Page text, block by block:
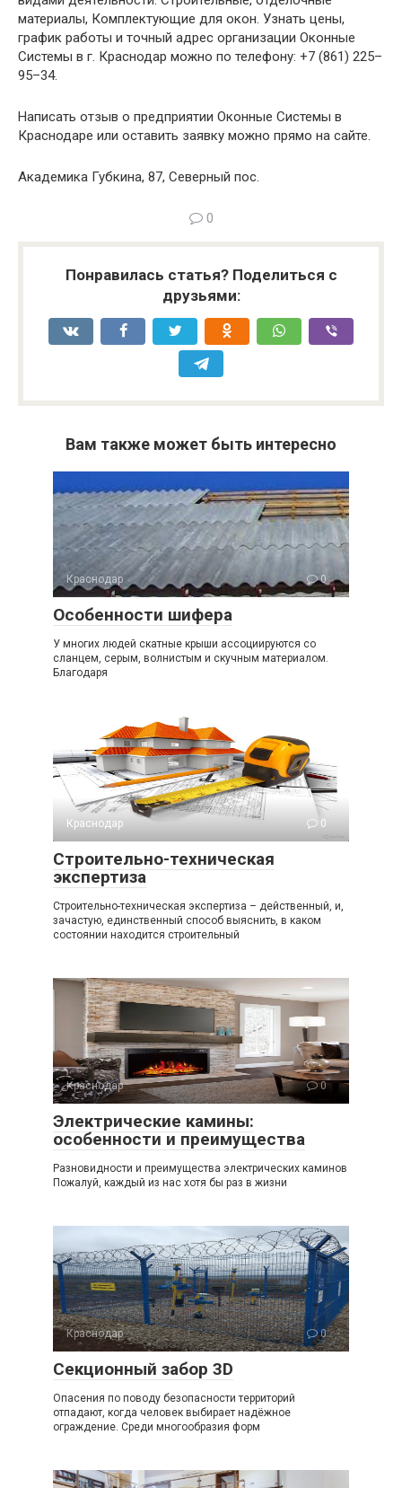
материалы, Комплектующие для окон. Узнать цены,
график работы и точный адрес организации Оконные
Системы в г. Краснодар можно по телефону: +7 (861) 225–
95–34.
Написать отзыв о предприятии Оконные Системы в
Краснодаре или оставить заявку можно прямо на сайте.
Академика Губкина, 87, Северный пос.
0
Понравилась статья? Поделиться с
друзьями:
Вам также может быть интересно
Краснодар 0
Особенности шифера
У многих людей скатные крыши ассоциируются со
сланцем, серым, волнистым и скучным материалом.
Благодаря
Краснодар 0
Строительно-техническая
экспертиза
Строительно-техническая экспертиза – действенный, и,
зачастую, единственный способ выяснить, в каком
состоянии находится строительный
Краснодар 0
Электрические камины:
особенности и преимущества
Разновидности и преимущества электрических каминов
Пожалуй, каждый из нас хотя бы раз в жизни
Краснодар 0
Секционный забор 3D
Опасения по поводу безопасности территорий
отпадают, когда человек выбирает надёжное
ограждение. Среди многообразия форм